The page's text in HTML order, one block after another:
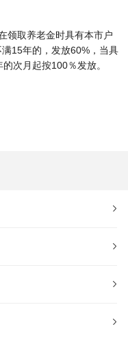
取养老金时具有本市户
15年的，发放60%，当具
次月起按100％发放。